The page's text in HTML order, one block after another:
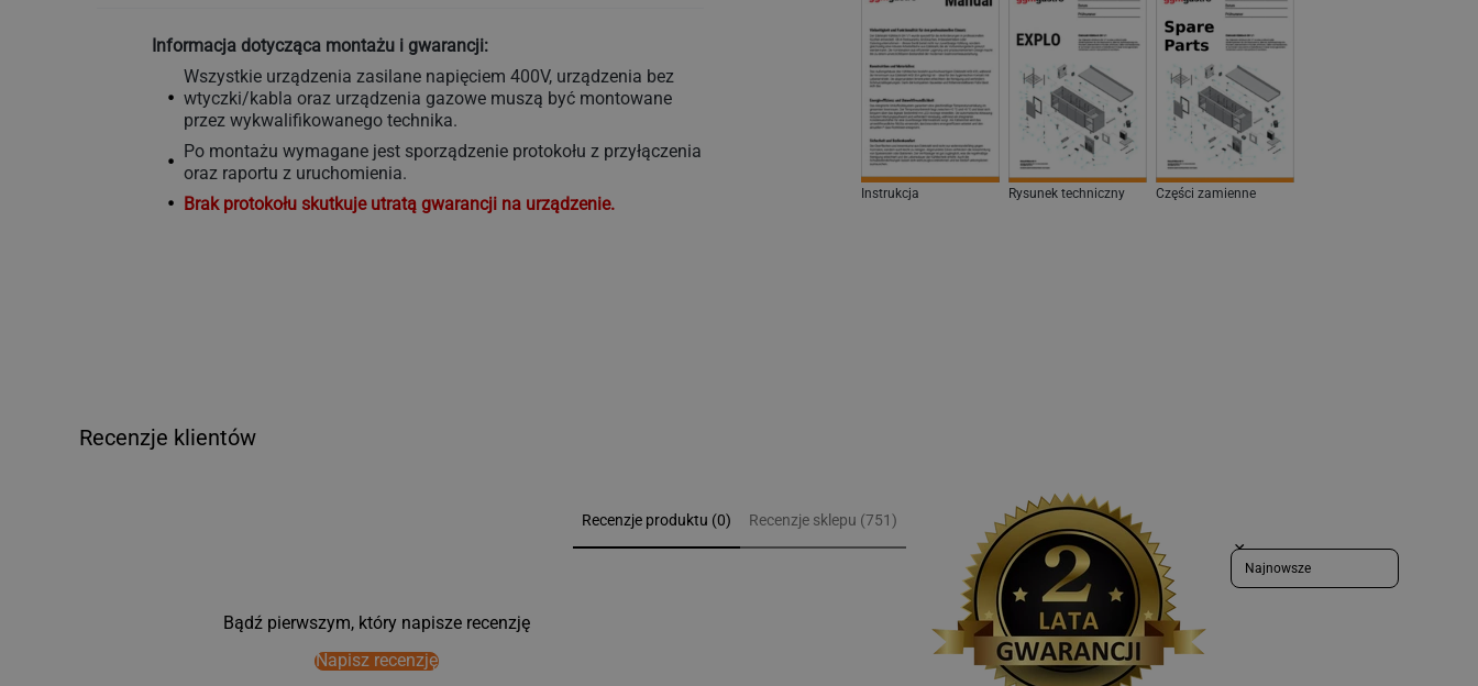
Informacja dotycząca montażu i gwarancji:
Wszystkie urządzenia zasilane napięciem 400V, urządzenia bez
wtyczki/kabla oraz urządzenia gazowe muszą być montowane
przez wykwalifikowanego technika.
Po montażu wymagane jest sporządzenie protokołu z przyłączenia
oraz raportu z uruchomienia.
Brak protokołu skutkuje utratą gwarancji na urządzenie.
Instrukcja Rysunek techniczny Części zamienne
Recenzje klientów
Recenzje produktu (0) Recenzje sklepu (751)
Sort reviews by
Bądź pierwszym, który napisze recenzję
Napisz recenzję